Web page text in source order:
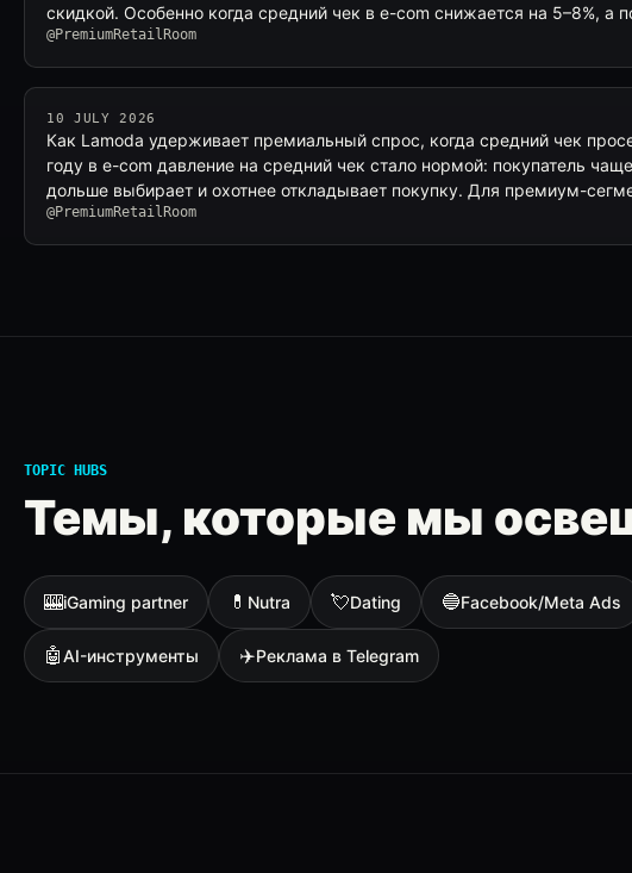
скидкой. Особенно когда средний чек в e-com снижается на 5–8%, а
@PremiumRetailRoom
10 JULY 2026
Как Lamoda удерживает премиальный спрос, когда средний чек
году в e-com давление на средний чек стало нормой: покупатель
дольше выбирает и охотнее откладывает покупку. Для премиум-
@PremiumRetailRoom
TOPIC HUBS
Темы, которые мы
🎰iGaming partner 💊 Nutra 💘Dating 🔵Facebook/Meta Ads
🤖AI-инструменты ✈️Реклама в Telegram